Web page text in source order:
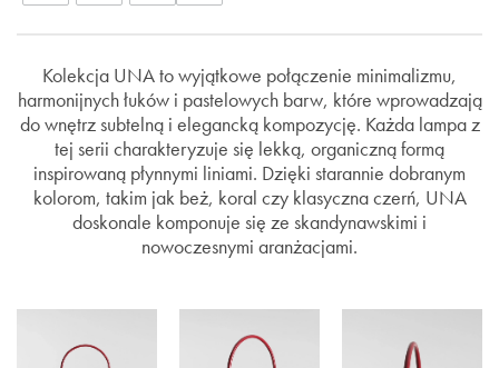
Kolekcja UNA to wyjątkowe połączenie minimalizmu,
harmonijnych łuków i pastelowych barw, które wprowadzają
do wnętrz subtelną i elegancką kompozycję. Każda lampa z
tej serii charakteryzuje się lekką, organiczną formą
inspirowaną płynnymi liniami. Dzięki starannie dobranym
kolorom, takim jak beż, koral czy klasyczna czerń, UNA
doskonale komponuje się ze skandynawskimi i
nowoczesnymi aranżacjami.